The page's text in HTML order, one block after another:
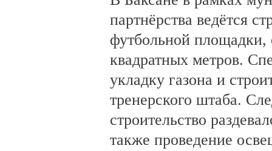
партнёрства ведётся
футбольной
квадратных метров.
укладку газона и
тренерского штаба.
строительство
также проведение